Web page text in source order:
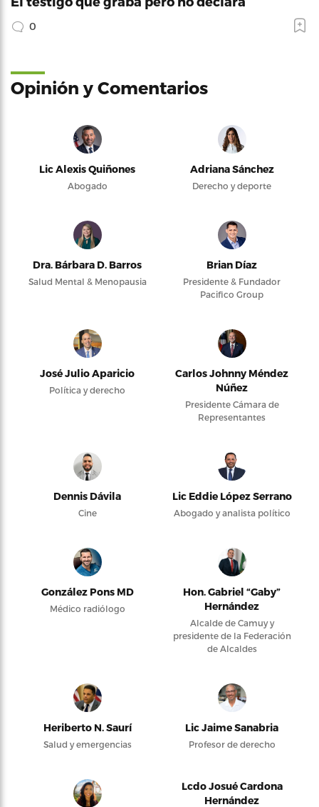
0
Opinión y Comentarios
Lic Alexis Quiñones
Abogado
Adriana Sánchez
Derecho y deporte
Dra. Bárbara D. Barros
Salud Mental & Menopausia
Brian Díaz
Presidente & Fundador
Pacifico Group
José Julio Aparicio
Política y derecho
Carlos Johnny Méndez
Núñez
Presidente Cámara de
Representantes
Dennis Dávila
Cine
Lic Eddie López Serrano
Abogado y analista político
González Pons MD
Médico radiólogo
Hon. Gabriel “Gaby”
Hernández
Alcalde de Camuy y
presidente de la Federación
de Alcaldes
Heriberto N. Saurí
Salud y emergencias
Lic Jaime Sanabria
Profesor de derecho
Lcdo Josué Cardona
Hernández